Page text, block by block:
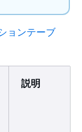
ョンテーブ
説明